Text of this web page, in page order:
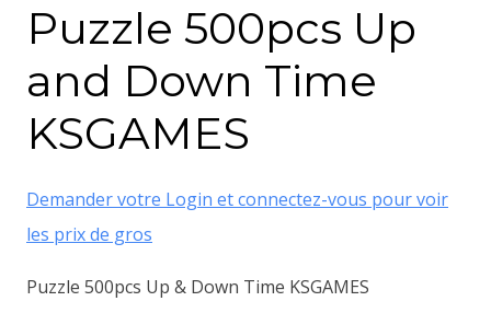
Puzzle 500pcs Up
and Down Time
KSGAMES
Demander votre Login et connectez-vous pour voir
les prix de gros
Puzzle 500pcs Up & Down Time KSGAMES